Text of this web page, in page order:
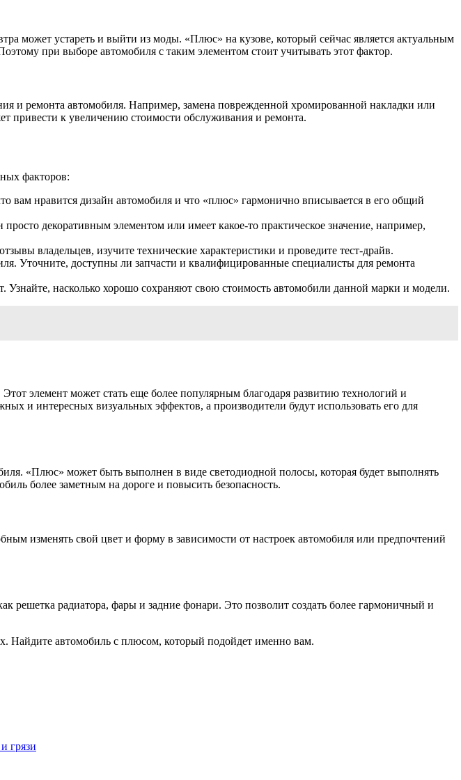
может устареть и выйти из моды. «Плюс» на кузове, который сейчас является актуальным
при выборе автомобиля с таким элементом стоит учитывать этот фактор.
и ремонта автомобиля. Например, замена поврежденной хромированной накладки или
привести к увеличению стоимости обслуживания и ремонта.
факторов:
вам нравится дизайн автомобиля и что «плюс» гармонично вписывается в его общий
декоративным элементом или имеет какое-то практическое значение, например,
владельцев, изучите технические характеристики и проведите тест-драйв.
Уточните, доступны ли запчасти и квалифицированные специалисты для ремонта
Узнайте, насколько хорошо сохраняют свою стоимость автомобили данной марки и модели.
элемент может стать еще более популярным благодаря развитию технологий и
и интересных визуальных эффектов, а производители будут использовать его для
«Плюс» может быть выполнен в виде светодиодной полосы, которая будет выполнять
более заметным на дороге и повысить безопасность.
изменять свой цвет и форму в зависимости от настроек автомобиля или предпочтений
решетка радиатора, фары и задние фонари. Это позволит создать более гармоничный и
Найдите автомобиль с плюсом, который подойдет именно вам.
грязи